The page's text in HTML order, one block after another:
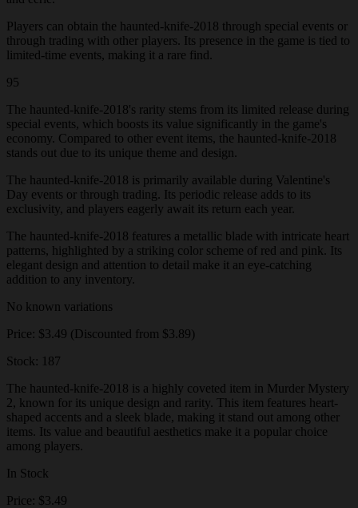
Players can obtain the haunted-knife-2018 through special events or
through trading with other players. Its presence in the game is tied to
limited-time events, making it a rare find.
95
The haunted-knife-2018's rarity stems from its limited release during
special events, which boosts its value significantly in the game's
economy. Compared to other event items, the haunted-knife-2018
stands out due to its unique theme and design.
The haunted-knife-2018 is primarily available during Valentine's
Day events or through trading. Its periodic release adds to its
exclusivity, and players eagerly await its return each year.
The haunted-knife-2018 features a metallic blade with intricate heart
patterns, highlighted by a striking color scheme of red and pink. Its
elegant design and attention to detail make it an eye-catching
addition to any inventory.
No known variations
Price: $3.49 (Discounted from $3.89)
Stock: 187
The haunted-knife-2018 is a highly coveted item in Murder Mystery
2, known for its unique design and rarity. This item features heart-
shaped accents and a sleek blade, making it stand out among other
items. Its value and beautiful aesthetics make it a popular choice
among players.
In Stock
Price: $3.49